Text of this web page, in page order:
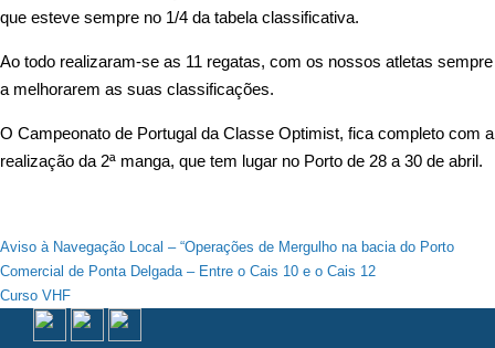
que esteve sempre no 1/4 da tabela classificativa.
Ao todo realizaram-se as 11 regatas, com os nossos atletas sempre
a melhorarem as suas classificações.
O Campeonato de Portugal da Classe Optimist, fica completo com a
realização da 2ª manga, que tem lugar no Porto de 28 a 30 de abril.
Navegação
de
artigos
Aviso à Navegação Local – “Operações de Mergulho na bacia do Porto
Comercial de Ponta Delgada – Entre o Cais 10 e o Cais 12
Curso VHF